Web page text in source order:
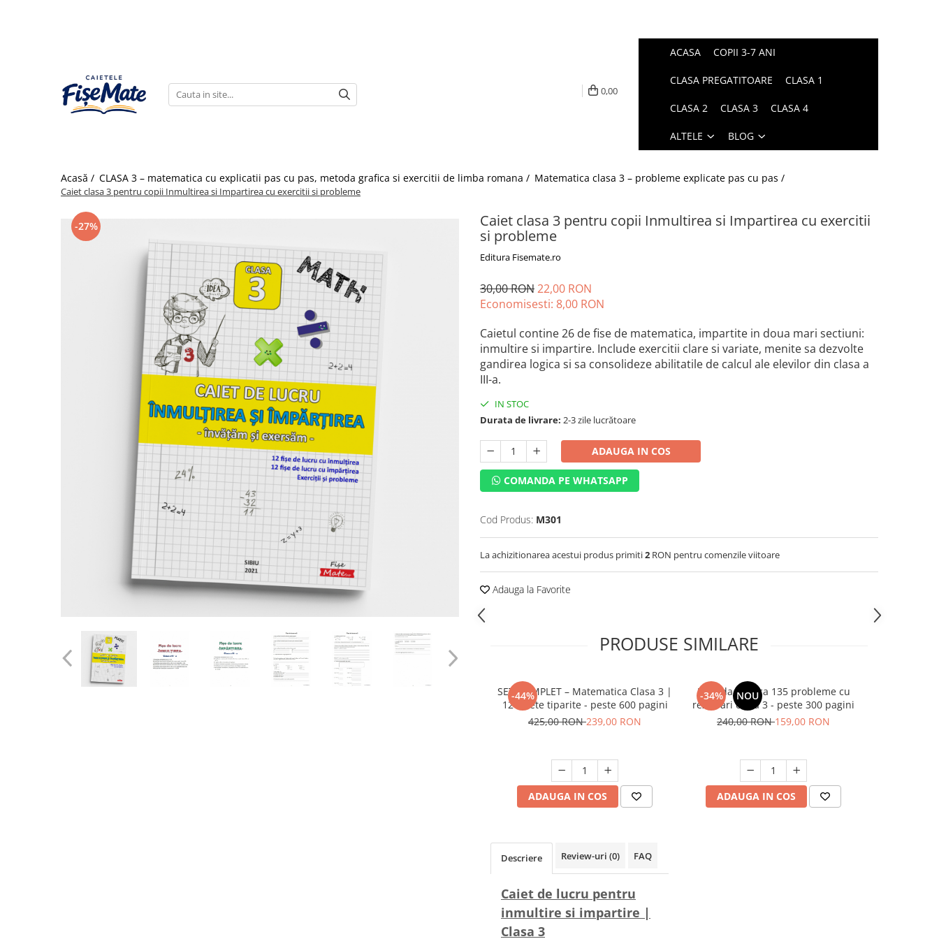
1. Seturi complete (Clasele
2. Rechizite (Back to School)
5. Puncte de fidelizare
1. Sfaturi pentru parinti
2. Probleme explicate pas cu pas
3. Cadoul ideal de Craciun
0,00
ACASA COPII 3-7 ANI
CLASA PREGATITOARE CLASA 1
CLASA 2 CLASA 3 CLASA 4
ALTELE BLOG
Acasă / CLASA 3 – matematica cu explicatii pas cu pas, metoda grafica si exercitii de limba romana / Matematica clasa 3 – probleme explicate pas cu pas /
Caiet clasa 3 pentru copii Inmultirea si Impartirea cu exercitii si probleme
-27%
Caiet clasa 3 pentru copii Inmultirea si Impartirea cu exercitii
si probleme
Editura Fisemate.ro
30,00 RON22,00 RON
Economisesti: 8,00 RON
Caietul contine 26 de fise de matematica, impartite in doua mari sectiuni:
inmultire si impartire. Include exercitii clare si variate, menite sa dezvolte
gandirea logica si sa consolideze abilitatile de calcul ale elevilor din clasa a
III-a.
IN STOC
Durata de livrare: 2-3 zile lucrătoare
ADAUGA IN COS
COMANDA PE WHATSAPP
Cod Produs: M301
La achizitionarea acestui produs primiti2 RON pentru comenzile viitoare
Adauga la Favorite
PRODUSE SIMILARE
-44%
SET COMPLET – Matematica Clasa 3 |
12 caiete tiparite - peste 600 pagini
425,00 RON239,00 RON
ADAUGA IN COS
-34% NOU
Metoda Grafica 135 probleme cu
rezolvari clasa 3 - peste 300 pagini
240,00 RON159,00 RON
ADAUGA IN COS
Descriere Review-uri (0) FAQ
Caiet de lucru pentru
inmultire si impartire |
Clasa 3